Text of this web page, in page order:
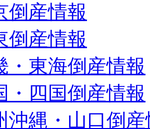
倒産情報
倒産情報
・東海倒産情報
・四国倒産情報
沖縄・山口倒